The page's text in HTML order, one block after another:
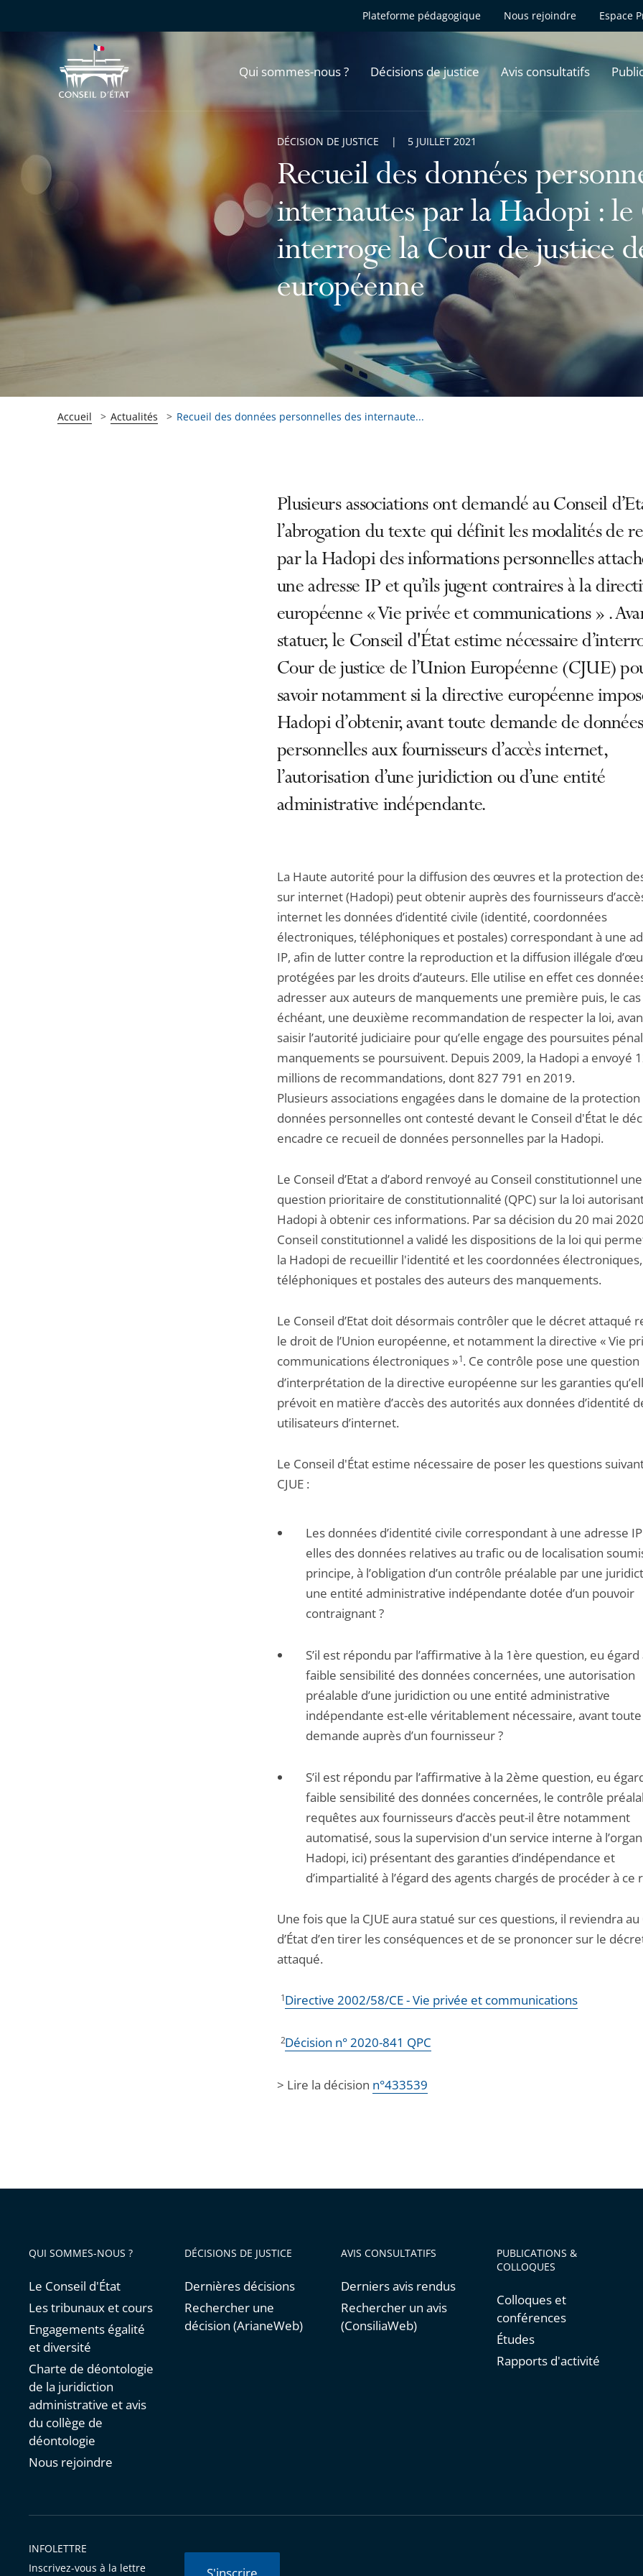
Plateforme pédagogique Nous rejoindre Espace
Qui sommes-nous ? Décisions de justice Avis consultatifs
Recueil des données
internautes par la Hadopi :
interroge la Cour de justice
européenne
DÉCISION DE JUSTICE 5 JUILLET 2021
Accueil Actualités Recueil des données personnelles des internaute...
Plusieurs associations ont demandé au Conseil
l’abrogation du texte qui définit les modalités de
par la Hadopi des informations personnelles
une adresse IP et qu’ils jugent contraires à la
européenne « Vie privée et communications » .
statuer, le Conseil d'État estime nécessaire
Cour de justice de l’Union Européenne (CJUE)
savoir notamment si la directive européenne
Hadopi d’obtenir, avant toute demande de données
personnelles aux fournisseurs d’accès internet,
l’autorisation d’une juridiction ou d’une entité
administrative indépendante.
La Haute autorité pour la diffusion des œuvres et la protection
sur internet (Hadopi) peut obtenir auprès des fournisseurs
internet les données d’identité civile (identité, coordonnées
électroniques, téléphoniques et postales) correspondant à une
IP, afin de lutter contre la reproduction et la diffusion illégale
protégées par les droits d’auteurs. Elle utilise en effet ces
adresser aux auteurs de manquements une première puis, le cas
échéant, une deuxième recommandation de respecter la loi,
saisir l’autorité judiciaire pour qu’elle engage des poursuites
manquements se poursuivent. Depuis 2009, la Hadopi a envoyé
millions de recommandations, dont 827 791 en 2019.
Plusieurs associations engagées dans le domaine de la protection
données personnelles ont contesté devant le Conseil d'État le
encadre ce recueil de données personnelles par la Hadopi.
Le Conseil d’Etat a d’abord renvoyé au Conseil constitutionnel une
question prioritaire de constitutionnalité (QPC) sur la loi
Hadopi à obtenir ces informations. Par sa décision du 20 mai
Conseil constitutionnel a validé les dispositions de la loi qui
la Hadopi de recueillir l'identité et les coordonnées électroniques,
téléphoniques et postales des auteurs des manquements.
Le Conseil d’Etat doit désormais contrôler que le décret attaqué
le droit de l’Union européenne, et notamment la directive « Vie
communications électroniques »1. Ce contrôle pose une question
d’interprétation de la directive européenne sur les garanties
prévoit en matière d’accès des autorités aux données d’identité
utilisateurs d’internet.
Le Conseil d'État estime nécessaire de poser les questions
CJUE :
Les données d’identité civile correspondant à une adresse
elles des données relatives au trafic ou de localisation
principe, à l’obligation d’un contrôle préalable par une
une entité administrative indépendante dotée d’un pouvoir
contraignant ?
S’il est répondu par l’affirmative à la 1ère question, eu égard
faible sensibilité des données concernées, une autorisation
préalable d’une juridiction ou une entité administrative
indépendante est-elle véritablement nécessaire, avant toute
demande auprès d’un fournisseur ?
S’il est répondu par l’affirmative à la 2ème question, eu
faible sensibilité des données concernées, le contrôle
requêtes aux fournisseurs d’accès peut-il être notamment
automatisé, sous la supervision d'un service interne à
Hadopi, ici) présentant des garanties d’indépendance et
d’impartialité à l’égard des agents chargés de procéder à ce
Une fois que la CJUE aura statué sur ces questions, il reviendra au
d’État d’en tirer les conséquences et de se prononcer sur le
attaqué.
1Directive 2002/58/CE - Vie privée et communications
2Décision n° 2020-841 QPC
> Lire la décision n°433539
QUI SOMMES-NOUS ?
Le Conseil d'État
Les tribunaux et cours
Engagements égalité
et diversité
Charte de déontologie
de la juridiction
administrative et avis
du collège de
déontologie
Nous rejoindre
DÉCISIONS DE JUSTICE
Dernières décisions
Rechercher une
décision (ArianeWeb)
AVIS CONSULTATIFS
Derniers avis rendus
Rechercher un avis
(ConsiliaWeb)
PUBLICATIONS &
COLLOQUES
Colloques et
conférences
Études
Rapports d'activité
INFOLETTRE
Inscrivez-vous à la lettre